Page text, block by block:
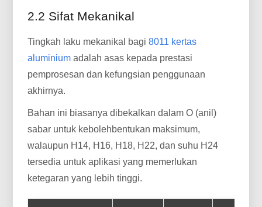
2.2 Sifat Mekanikal
Tingkah laku mekanikal bagi8011 kertas
aluminium adalah asas kepada prestasi
pemprosesan dan kefungsian penggunaan
akhirnya.
Bahan ini biasanya dibekalkan dalam O (anil)
sabar untuk kebolehbentukan maksimum,
walaupun H14, H16, H18, H22, dan suhu H24
tersedia untuk aplikasi yang memerlukan
ketegaran yang lebih tinggi.